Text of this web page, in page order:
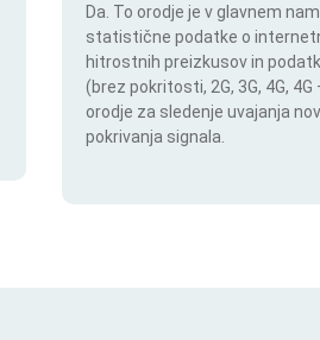
Da. To orodje je v glavnem
statistične podatke o
hitrostnih preizkusov in
(brez pokritosti, 2G, 3G, 4G,
orodje za sledenje uvajanja
pokrivanja signala.